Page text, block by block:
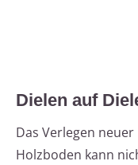
Dielen auf
Das Verlegen
Holzboden kann